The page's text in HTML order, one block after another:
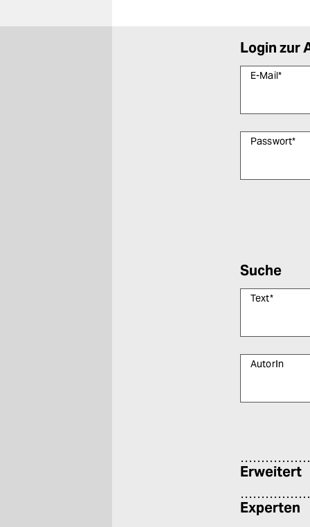
Login zur
E-Mail*
Passwort*
Suche
Text*
AutorIn
Erweitert
Experten